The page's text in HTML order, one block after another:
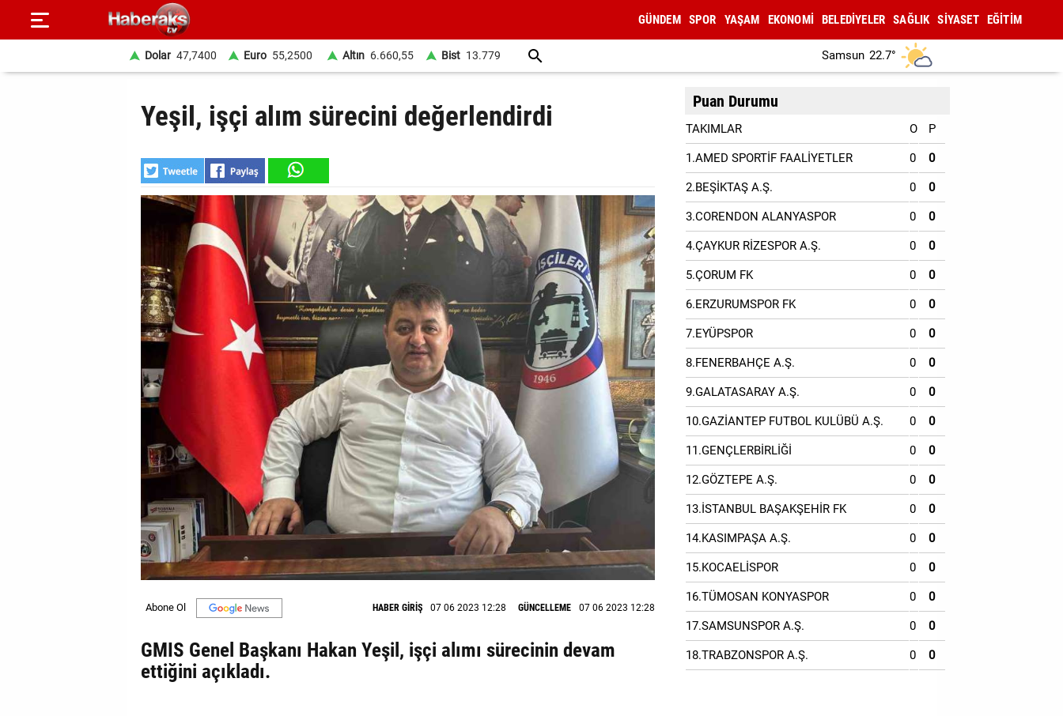
GÜNDEM SPOR YAŞAM EKONOMİ BELEDİYELER SAĞLIK SİYASET EĞİTİM
Dolar 47,7400 Euro 55,2500 Altın 6.660,55 Bist 13.779 Samsun 22.7°
Yeşil, işçi alım sürecini değerlendirdi
HABER GİRİŞ 07 06 2023 12:28 GÜNCELLEME 07 06 2023 12:28
GMIS Genel Başkanı Hakan Yeşil, işçi alımı sürecinin devam
ettiğini açıkladı.
Puan Durumu
TAKIMLAR O P
1.AMED SPORTİF FAALİYETLER 0 0
2.BEŞİKTAŞ A.Ş. 0 0
3.CORENDON ALANYASPOR 0 0
4.ÇAYKUR RİZESPOR A.Ş. 0 0
5.ÇORUM FK 0 0
6.ERZURUMSPOR FK 0 0
7.EYÜPSPOR 0 0
8.FENERBAHÇE A.Ş. 0 0
9.GALATASARAY A.Ş. 0 0
10.GAZİANTEP FUTBOL KULÜBÜ A.Ş. 0 0
11.GENÇLERBİRLİĞİ 0 0
12.GÖZTEPE A.Ş. 0 0
13.İSTANBUL BAŞAKŞEHİR FK 0 0
14.KASIMPAŞA A.Ş. 0 0
15.KOCAELİSPOR 0 0
16.TÜMOSAN KONYASPOR 0 0
17.SAMSUNSPOR A.Ş. 0 0
18.TRABZONSPOR A.Ş. 0 0